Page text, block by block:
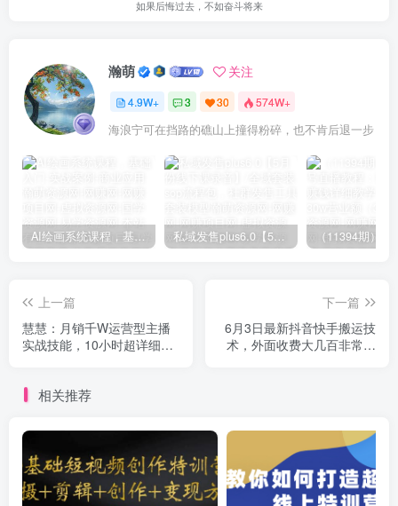
如果后悔过去，不如奋斗将来
瀚萌 关注
4.9W+ 3 30 574W+
海浪宁可在挡路的礁山上撞得粉碎，也不肯后退一步
AI绘画系统课程，基础入门-实战案例-商业应用 私域发售plus6.0【5月份线下课录音】/全域套装sop流程包，社群发售工具套装模型
上一篇
慧慧：月销千W运营型主播
实战技能，10小时超详细讲
下一篇
6月3日最新抖音快手搬运技
术，外面收费大几百非常火
相关推荐